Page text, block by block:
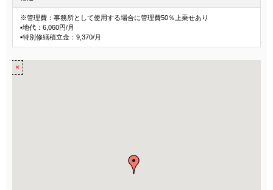
※管理費：事務所として使用する場合に管理費50％上乗せあり
▪地代：6,060円/月
▪特別修繕積立金：9,370/月